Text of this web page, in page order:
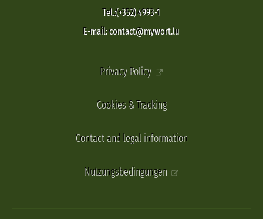
Tel.:(+352) 4993-1
E-mail: contact@mywort.lu
Privacy Policy
Cookies & Tracking
Contact and legal information
Nutzungsbedingungen